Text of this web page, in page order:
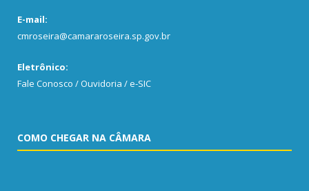
E-mail:
cmroseira@camararoseira.sp.gov.br
Eletrônico:
Fale Conosco / Ouvidoria / e-SIC
COMO CHEGAR NA CÂMARA